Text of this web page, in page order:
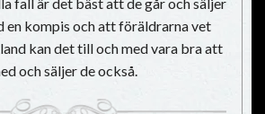
en kompis och att föräldrarna vet
kan det till och med vara bra att
och säljer de också.